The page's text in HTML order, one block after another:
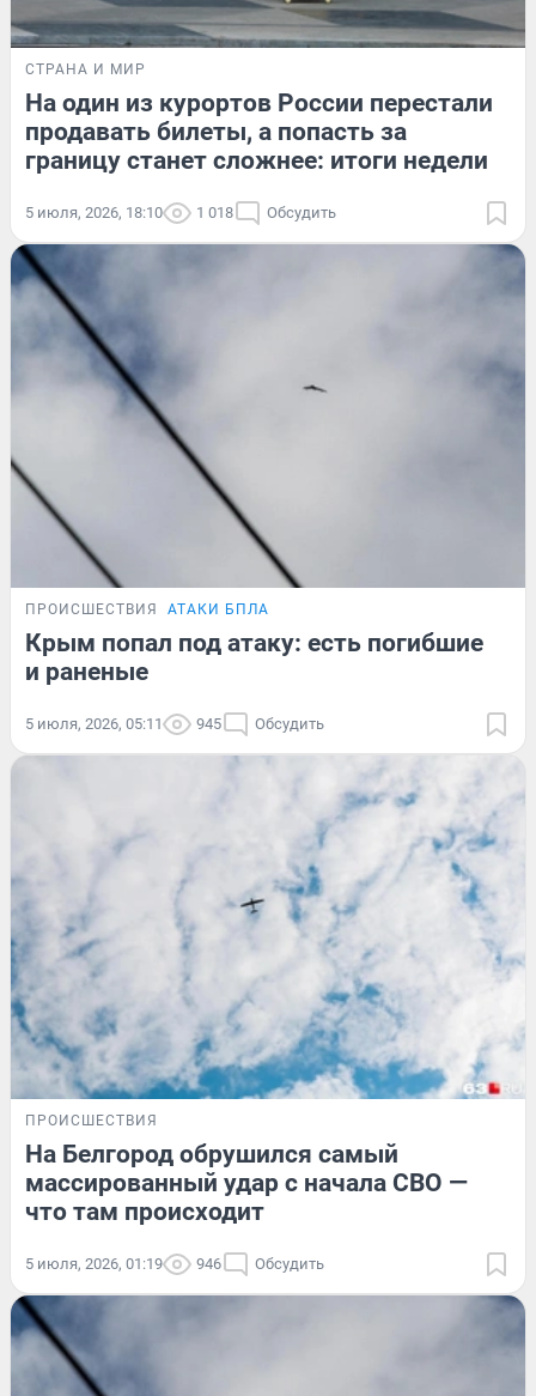
СТРАНА И МИР
На один из курортов России перестали
продавать билеты, а попасть за
границу станет сложнее: итоги недели
5 июля, 2026, 18:10 1 018 Обсудить
ПРОИСШЕСТВИЯ АТАКИ БПЛА
Крым попал под атаку: есть погибшие
и раненые
5 июля, 2026, 05:11 945 Обсудить
ПРОИСШЕСТВИЯ
На Белгород обрушился самый
массированный удар с начала СВО —
что там происходит
5 июля, 2026, 01:19 946 Обсудить